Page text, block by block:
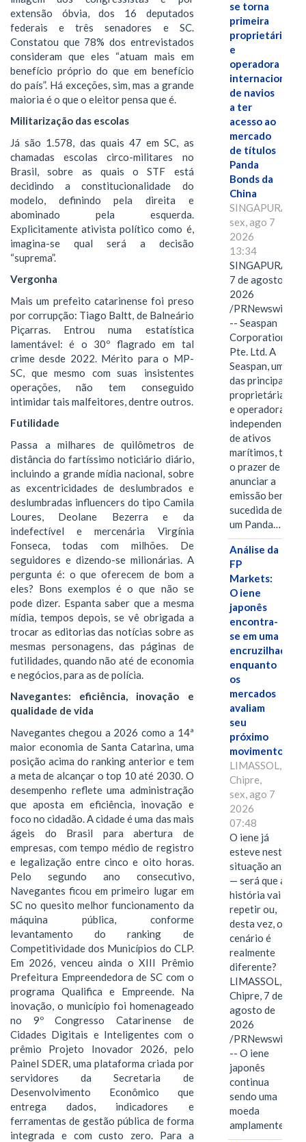
extensão óbvia, dos 16 deputados
federais e três senadores e SC.
Constatou que 78% dos entrevistados
consideram que eles “atuam mais em
benefício próprio do que em benefício
do país”. Há exceções, sim, mas a grande
maioria é o que o eleitor pensa que é.
Militarização das escolas
Já são 1.578, das quais 47 em SC, as
chamadas escolas circo-militares no
Brasil, sobre as quais o STF está
decidindo a constitucionalidade do
modelo, definindo pela direita e
abominado pela esquerda.
Explicitamente ativista político como é,
imagina-se qual será a decisão
“suprema”.
Vergonha
Mais um prefeito catarinense foi preso
por corrupção: Tiago Baltt, de Balneário
Piçarras. Entrou numa estatística
lamentável: é o 30º flagrado em tal
crime desde 2022. Mérito para o MP-
SC, que mesmo com suas insistentes
operações, não tem conseguido
intimidar tais malfeitores, dentre outros.
Futilidade
Passa a milhares de quilômetros de
distância do fartíssimo noticiário diário,
incluindo a grande mídia nacional, sobre
as excentricidades de deslumbrados e
deslumbradas influencers do tipo Camila
Loures, Deolane Bezerra e da
indefectível e mercenária Virgínia
Fonseca, todas com milhões. De
seguidores e dizendo-se milionárias. A
pergunta é: o que oferecem de bom a
eles? Bons exemplos é o que não se
pode dizer. Espanta saber que a mesma
mídia, tempos depois, se vê obrigada a
trocar as editorias das notícias sobre as
mesmas personagens, das páginas de
futilidades, quando não até de economia
e negócios, para as de polícia.
Navegantes: eficiência, inovação e
qualidade de vida
Navegantes chegou a 2026 como a 14ª
maior economia de Santa Catarina, uma
posição acima do ranking anterior e tem
a meta de alcançar o top 10 até 2030. O
desempenho reflete uma administração
que aposta em eficiência, inovação e
foco no cidadão. A cidade é uma das mais
ágeis do Brasil para abertura de
empresas, com tempo médio de registro
e legalização entre cinco e oito horas.
Pelo segundo ano consecutivo,
Navegantes ficou em primeiro lugar em
SC no quesito melhor funcionamento da
máquina pública, conforme
levantamento do ranking de
Competitividade dos Municípios do CLP.
Em 2026, venceu ainda o XIII Prêmio
Prefeitura Empreendedora de SC com o
programa Qualifica e Empreende. Na
inovação, o município foi homenageado
no 9º Congresso Catarinense de
Cidades Digitais e Inteligentes com o
prêmio Projeto Inovador 2026, pelo
Painel SDER, uma plataforma criada por
servidores da Secretaria de
Desenvolvimento Econômico que
entrega dados, indicadores e
ferramentas de gestão pública de forma
integrada e com custo zero. Para a
se torna
primeira
proprietária
e
operadora
internacional
de navios
a ter
acesso ao
mercado
de títulos
Panda
Bonds da
China
SINGAPURA,
sex, ago 7
2026
13:34
SINGAPURA,
7 de agosto de
2026
/PRNewswire/
-- Seaspan
Corporation
Pte. Ltd. A
Seaspan, uma
das principais
proprietárias
e operadoras
independentes
de ativos
marítimos, tem
o prazer de
anunciar a
emissão bem-
sucedida de
um Panda…
Análise da
FP
Markets:
O iene
japonês
encontra-
se em uma
encruzilhada
enquanto
os
mercados
avaliam
seu
próximo
movimento.
LIMASSOL,
Chipre,
sex, ago 7
2026
07:48
O iene já
esteve nesta
situação antes
— será que a
história vai se
repetir ou,
desta vez, o
cenário é
realmente
diferente?
LIMASSOL,
Chipre, 7 de
agosto de
2026
/PRNewswire/
-- O iene
japonês
continua
sendo uma
moeda
amplamente…